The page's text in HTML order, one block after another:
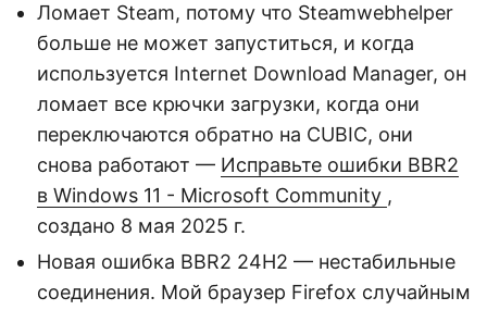
Ломает Steam, потому что Steamwebhelper
больше не может запуститься, и когда
используется Internet Download Manager, он
ломает все крючки загрузки, когда они
переключаются обратно на CUBIC, они
снова работают — Исправьте ошибки BBR2
в Windows 11 - Microsoft Community ,
создано 8 мая 2025 г.
Новая ошибка BBR2 24H2 — нестабильные
соединения. Мой браузер Firefox случайным